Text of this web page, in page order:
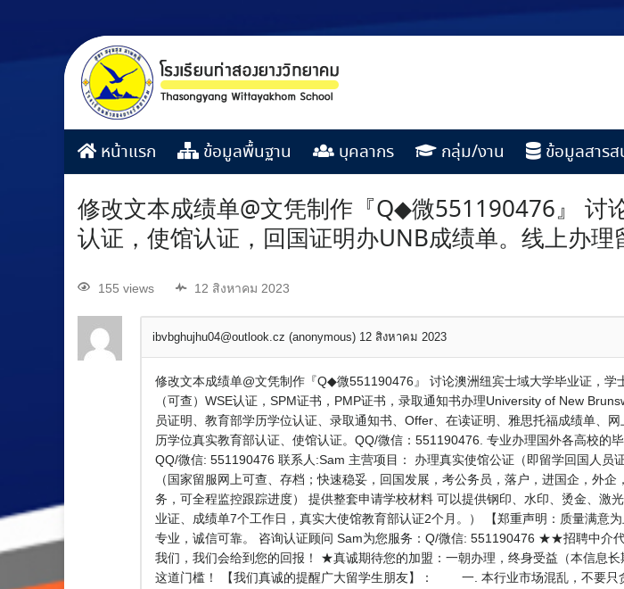
หน้าแรก ข้อมูลพื้นฐาน บุคลากร กลุ่ม/งาน ข้อมูลสาร
修改文本成绩单@文凭制作『Q◆微551190476』 讨
认证，使馆认证，回国证明办UNB成绩单。线上办理
155 views 12 สิงหาคม 2023
ibvbghujhu04@outlook.cz (anonymous) 12 สิงหาคม 2023
修改文本成绩单@文凭制作『Q◆微551190476』 讨论澳洲纽宾士域大学毕业证，
（可查）WSE认证，SPM证书，PMP证书，录取通知书办理University of New
员证明、教育部学历学位认证、录取通知书、Offer、在读证明、雅思托福成绩单、
历学位真实教育部认证、使馆认证。QQ/微信：551190476. 专业办理国外各高校的
QQ/微信: 551190476 联系人:Sam 主营项目： 办理真实使馆公证（即留学回国人员
（国家留服网上可查、存档；快速稳妥，回国发展，考公务员，落户，进国企，外
务，可全程监控跟踪进度） 提供整套申请学校材料 可以提供钢印、水印、烫金、
业证、成绩单7个工作日，真实大使馆教育部认证2个月。） 【郑重声明：质量满意
专业，诚信可靠。 咨询认证顾问 Sam为您服务：Q/微信: 551190476 ★★招聘中介
我们，我们会给到您的回报！ ★真诚期待您的加盟：一朝办理，终身受益（本信息
这道门槛！ 【我们真诚的提醒广大留学生朋友】： 一. 本行业市场混乱，不要只